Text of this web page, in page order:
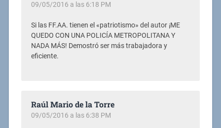
09/05/2016 a las 6:18 PM
Si las FF.AA. tienen el «patriotismo» del autor ¡ME
QUEDO CON UNA POLICÍA METROPOLITANA Y
NADA MÁS! Demostró ser más trabajadora y
eficiente.
Raúl Mario de la Torre
09/05/2016 a las 6:38 PM